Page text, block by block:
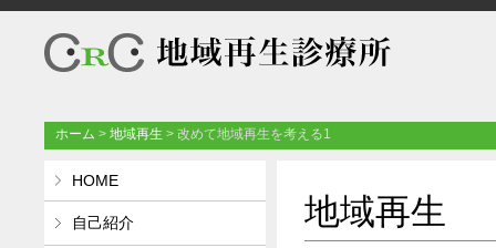
ホーム > 地域再生 > 改めて地域再生を考える1
地域再生
HOME
自己紹介